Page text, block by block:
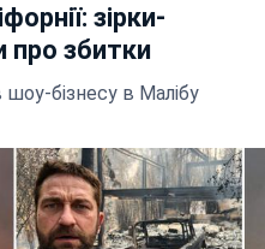
зірки-
про збитки
бізнесу в Малібу